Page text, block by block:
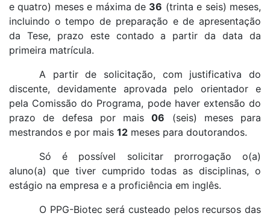
e quatro) meses e máxima de 36 (trinta e seis) meses,
incluindo o tempo de preparação e de apresentação
da Tese, prazo este contado a partir da data da
primeira matrícula.
A partir de solicitação, com justificativa do
discente, devidamente aprovada pelo orientador e
pela Comissão do Programa, pode haver extensão do
prazo de defesa por mais06 (seis) meses para
mestrandos e por mais 12 meses para doutorandos.
Só é possível solicitar prorrogação o(a)
aluno(a) que tiver cumprido todas as disciplinas, o
estágio na empresa e a proficiência em inglês.
O PPG-Biotec será custeado pelos recursos das